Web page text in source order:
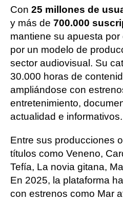
Con 25 millones de
y más de 700.000
mantiene su apuesta
por un modelo de
sector audiovisual. Su
30.000 horas de
ampliándose con
entretenimiento,
actualidad e informativos.
Entre sus producciones
títulos como Veneno,
Tefía, La novia gitana,
En 2025, la plataforma
con estrenos como Mar